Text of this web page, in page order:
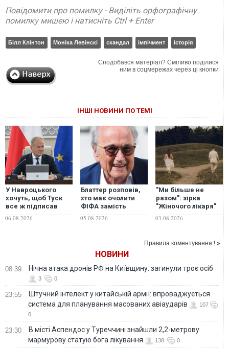
Повідомити про помилку - Виділіть орфографічну
помилку мишею і натисніть Ctrl + Enter
Білл Клінтон Моніка Левінскі скандал імпічмент історія
Сподобався матеріал? Сміливо поділися
ним в соцмережах через ці кнопки
ІНШІ НОВИНИ ПО ТЕМІ
У Навроцького
хочуть, щоб Туск
все ж підписав
Зеленського
06.08.2026
Блаттер розповів,
хто має очолити
ФІФА замість
05.08.2026
"Ми більше не
разом": зірка
"Жіночого лікаря"
розлучення
03.08.2026
Правила коментування ! »
НОВИНИ
08:39 Нічна атака дронів РФ на Київщину: загинули троє осіб
3 0
23:55
Штучний інтелект у китайській армії: впроваджується
система для планування масованих авіаударів
107
0
23:30
В місті Аспендос у Туреччині знайшли 2,2-метрову
мармурову статую бога лікування
138 0